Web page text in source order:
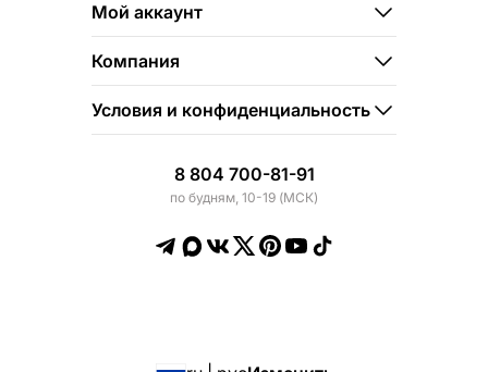
Мой аккаунт
Компания
Условия и конфиденциальность
8 804 700-81-91
по будням, 10-19 (МСК)